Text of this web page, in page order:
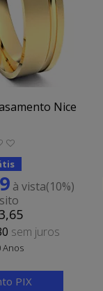
Nice
à vista(10%)
sem juros
Anos
PIX